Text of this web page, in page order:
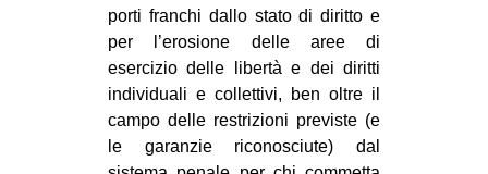
porti franchi dallo stato di diritto e
per l’erosione delle aree di
esercizio delle libertà e dei diritti
individuali e collettivi, ben oltre il
campo delle restrizioni previste (e
le garanzie riconosciute) dal